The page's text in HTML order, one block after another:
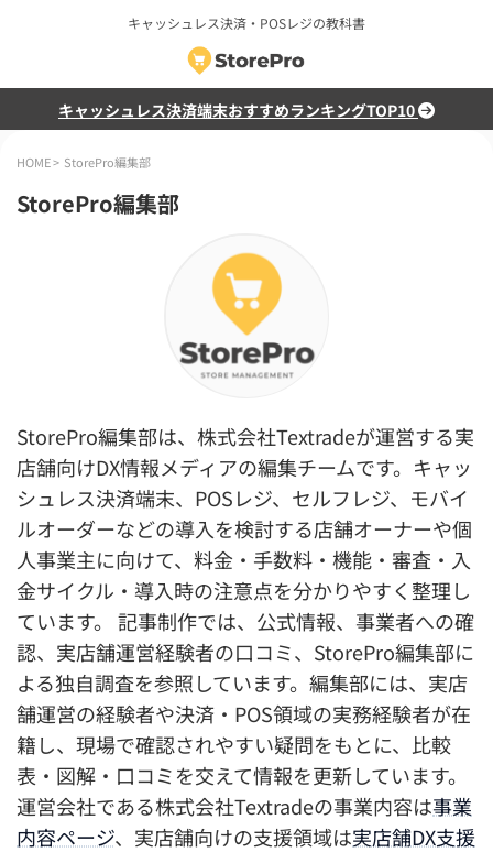
キャッシュレス決済・POSレジの教科書
キャッシュレス決済端末おすすめランキングTOP10
HOME> StorePro編集部
StorePro編集部
StorePro編集部は、株式会社Textradeが運営する実
店舗向けDX情報メディアの編集チームです。キャッ
シュレス決済端末、POSレジ、セルフレジ、モバイ
ルオーダーなどの導入を検討する店舗オーナーや個
人事業主に向けて、料金・手数料・機能・審査・入
金サイクル・導入時の注意点を分かりやすく整理し
ています。 記事制作では、公式情報、事業者への確
認、実店舗運営経験者の口コミ、StorePro編集部に
よる独自調査を参照しています。編集部には、実店
舗運営の経験者や決済・POS領域の実務経験者が在
籍し、現場で確認されやすい疑問をもとに、比較
表・図解・口コミを交えて情報を更新しています。
運営会社である株式会社Textradeの事業内容は事業
内容ページ、実店舗向けの支援領域は実店舗DX支援